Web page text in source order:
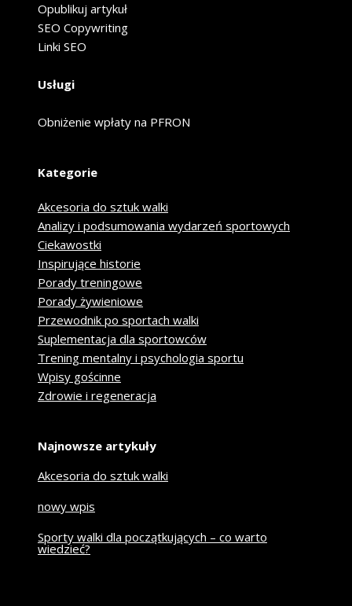
Opublikuj artykuł
SEO Copywriting
Linki SEO
Usługi
Obniżenie wpłaty na PFRON
Kategorie
Akcesoria do sztuk walki
Analizy i podsumowania wydarzeń sportowych
Ciekawostki
Inspirujące historie
Porady treningowe
Porady żywieniowe
Przewodnik po sportach walki
Suplementacja dla sportowców
Trening mentalny i psychologia sportu
Wpisy gościnne
Zdrowie i regeneracja
Najnowsze artykuły
Akcesoria do sztuk walki
nowy wpis
Sporty walki dla początkujących – co warto
wiedzieć?